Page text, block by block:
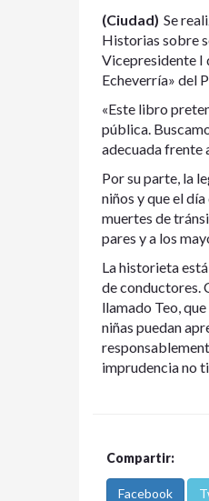
(Ciudad) Se
Historias sobre
Vicepresidente I
Echeverría» del
«Este libro
pública.
adecuada frente
Por su parte, la
niños y que el
muertes de
pares y a los
La historieta
de conductores.
llamado Teo,
niñas puedan
imprudencia no
Compartir:
Facebook